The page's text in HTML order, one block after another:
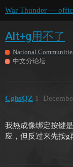
War Thunder —
Alt+g用不了
National
中文分论坛
CghsQZ 1
我热成像绑定按键
应，但反过来先按